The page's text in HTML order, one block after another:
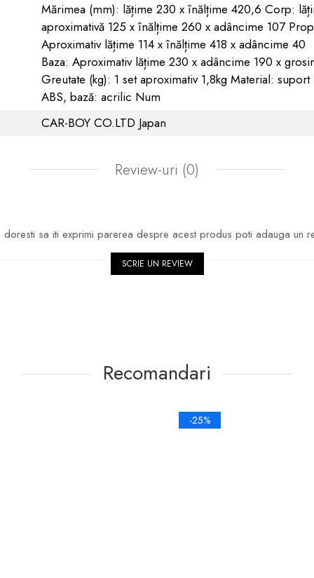
Mărimea (mm): lățime 230 x înălțime 420,6 Corp:
aproximativă 125 x înălțime 260 x adâncime 107
Aproximativ lățime 114 x înălțime 418 x adâncime 40
Baza: Aproximativ lățime 230 x adâncime 190 x
Greutate (kg): 1 set aproximativ 1,8kg Material: suport
ABS, bază: acrilic Num
CAR-BOY CO.LTD Japan
Review-uri (0)
doresti sa iti exprimi parerea despre acest produs poti adauga un
SCRIE UN REVIEW
Recomandari
-25%